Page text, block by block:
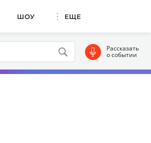
ШОУ ЕЩЕ
Рассказать
о событии